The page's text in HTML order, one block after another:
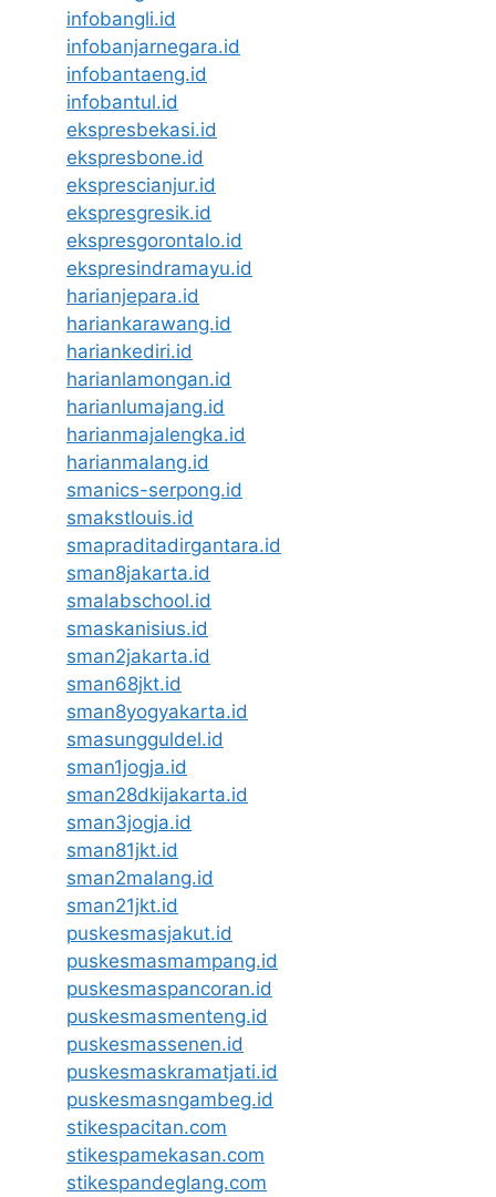
infobangli.id
infobanjarnegara.id
infobantaeng.id
infobantul.id
ekspresbekasi.id
ekspresbone.id
eksprescianjur.id
ekspresgresik.id
ekspresgorontalo.id
ekspresindramayu.id
harianjepara.id
hariankarawang.id
hariankediri.id
harianlamongan.id
harianlumajang.id
harianmajalengka.id
harianmalang.id
smanics-serpong.id
smakstlouis.id
smapraditadirgantara.id
sman8jakarta.id
smalabschool.id
smaskanisius.id
sman2jakarta.id
sman68jkt.id
sman8yogyakarta.id
smasungguldel.id
sman1jogja.id
sman28dkijakarta.id
sman3jogja.id
sman81jkt.id
sman2malang.id
sman21jkt.id
puskesmasjakut.id
puskesmasmampang.id
puskesmaspancoran.id
puskesmasmenteng.id
puskesmassenen.id
puskesmaskramatjati.id
puskesmasngambeg.id
stikespacitan.com
stikespamekasan.com
stikespandeglang.com